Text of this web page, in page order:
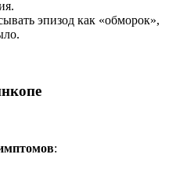
эпизод как «обморок»,
: